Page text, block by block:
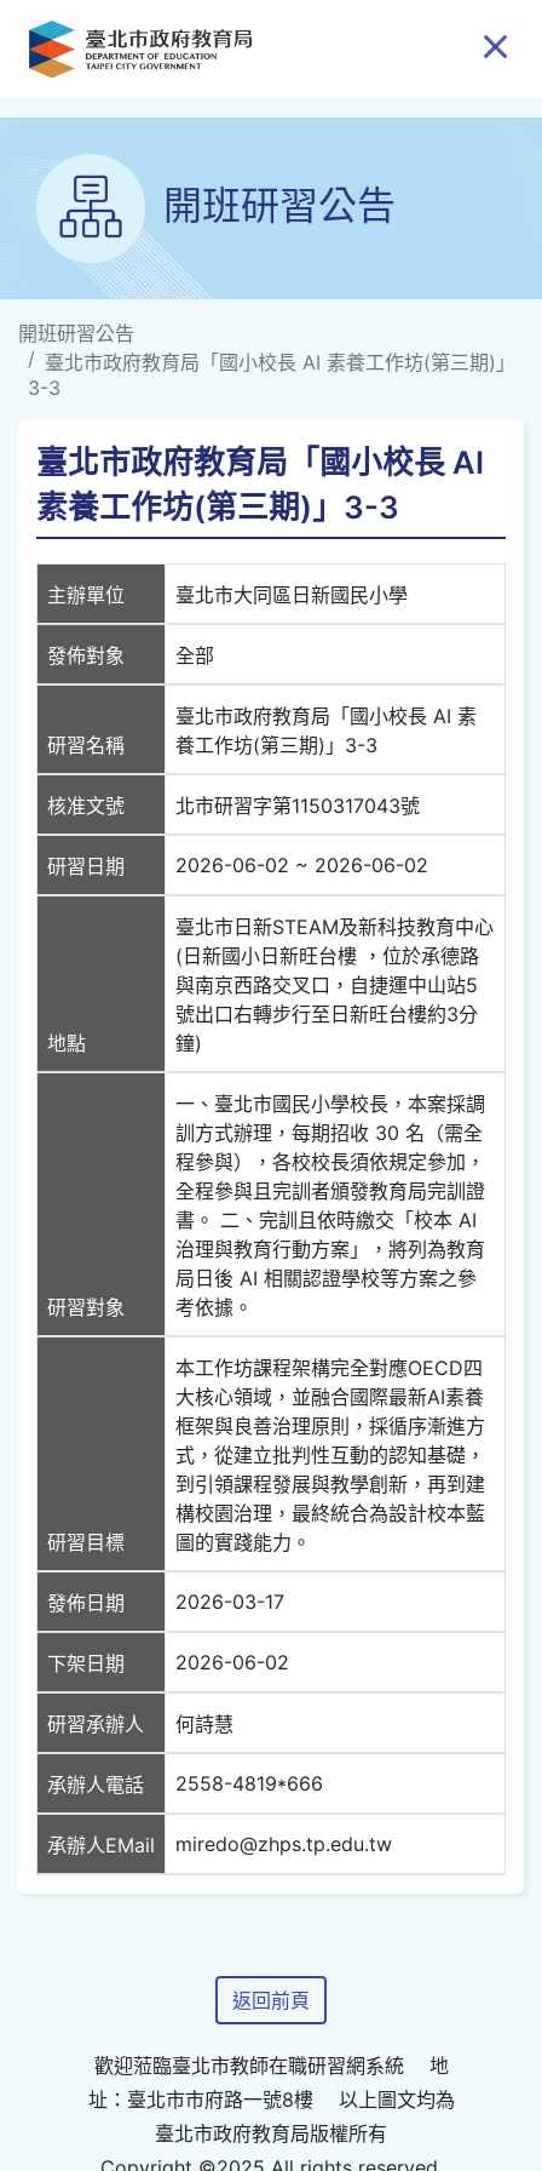
跳到主要內容
開班研習公告
開班研習公告
臺北市政府教育局「國小校長 AI 素養工作坊(第三期)」
3-3
臺北市政府教育局「國小校長 AI
素養工作坊(第三期)」3-3
主辦單位 臺北市大同區日新國民小學
發佈對象 全部
研習名稱
臺北市政府教育局「國小校長 AI 素
養工作坊(第三期)」3-3
核准文號 北市研習字第1150317043號
研習日期 2026-06-02 ~ 2026-06-02
地點
臺北市日新STEAM及新科技教育中心
(日新國小日新旺台樓 ，位​於承德路
與南京西路交叉口，自捷運中山​站5
號出口右轉步行至日新旺台樓約3分
鐘)
研習對象
一、臺北市國民小學校長，本案採調
訓方式辦理，每期招收 30 名（需全
程參與），各校校長須依規定參加，
全程參與且完訓者頒發教育局完訓證
書。 二、完訓且依時繳交「校本 AI
治理與教育行動方案」，將列為教育
局日後 AI 相關認證學校等方案之參
考依據。
研習目標
本工作坊課程架構完全對應OECD四
大核心領域，並融合國際最新AI素養
框架與良善治理原則，採循序漸進方
式，從建立批判性互動的認知基礎，
到引領課程發展與教學創新，再到建
構校園治理，最終統合為設計校本藍
圖的實踐能力。
發佈日期 2026-03-17
下架日期 2026-06-02
研習承辦人 何詩慧
承辦人電話 2558-4819*666
承辦人EMail miredo@zhps.tp.edu.tw
返回前頁
歡迎蒞臨臺北市教師在職研習網系統 地
址：臺北市市府路一號8樓 以上圖文均為
臺北市政府教育局版權所有